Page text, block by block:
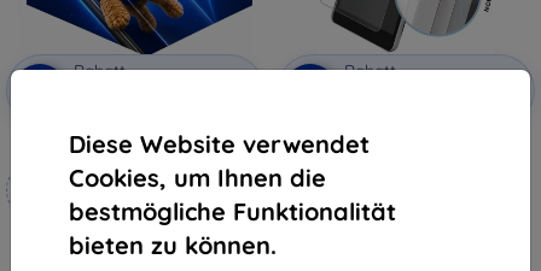
Diese Website verwendet
Cookies, um Ihnen die
bestmögliche Funktionalität
bieten zu können.
Rabatt
3mk Hammer Schutzfolie
Maßgeschneidert
hergestellt
19,90 €
Rabatt
Eiger Tri Flex High-Impact Film 2
PACK Nokia 2 - klar (EGSP00253)
8,01 €